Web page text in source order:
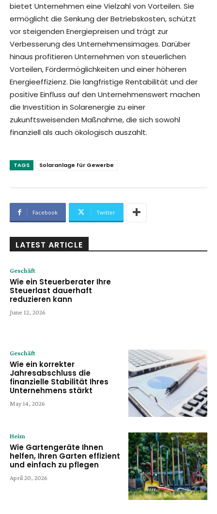
bietet Unternehmen eine Vielzahl von Vorteilen. Sie
ermöglicht die Senkung der Betriebskosten, schützt
vor steigenden Energiepreisen und trägt zur
Verbesserung des Unternehmensimages. Darüber
hinaus profitieren Unternehmen von steuerlichen
Vorteilen, Fördermöglichkeiten und einer höheren
Energieeffizienz. Die langfristige Rentabilität und der
positive Einfluss auf den Unternehmenswert machen
die Investition in Solarenergie zu einer
zukunftsweisenden Maßnahme, die sich sowohl
finanziell als auch ökologisch auszahlt.
TAGS Solaranlage für Gewerbe
Facebook Twitter
LATEST ARTICLE
Geschäft
Wie ein Steuerberater Ihre
Steuerlast dauerhaft
reduzieren kann
June 12, 2026
Geschäft
Wie ein korrekter
Jahresabschluss die
finanzielle Stabilität Ihres
Unternehmens stärkt
May 14, 2026
Heim
Wie Gartengeräte Ihnen
helfen, Ihren Garten effizient
und einfach zu pflegen
April 20, 2026